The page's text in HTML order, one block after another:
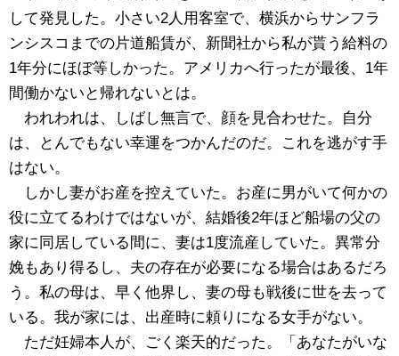
して発見した。小さい2人用客室で、横浜からサンフラ
ンシスコまでの片道船賃が、新聞社から私が貰う給料の
1年分にほぼ等しかった。アメリカへ行ったが最後、1年
間働かないと帰れないとは。
われわれは、しばし無言で、顔を見合わせた。自分
は、とんでもない幸運をつかんだのだ。これを逃がす手
はない。
しかし妻がお産を控えていた。お産に男がいて何かの
役に立てるわけではないが、結婚後2年ほど船場の父の
家に同居している間に、妻は1度流産していた。異常分
娩もあり得るし、夫の存在が必要になる場合はあるだろ
う。私の母は、早く他界し、妻の母も戦後に世を去って
いる。我が家には、出産時に頼りになる女手がない。
ただ妊婦本人が、ごく楽天的だった。「あなたがいな